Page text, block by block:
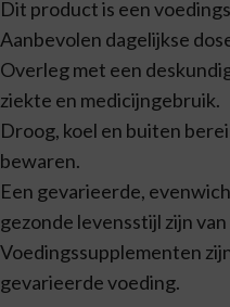
Dit product is een
Aanbevolen dagelijkse
Overleg met een
ziekte en medicijngebruik.
Droog, koel en buiten
bewaren.
Een gevarieerde,
gezonde levensstijl zijn
Voedingssupplementen
gevarieerde voeding.